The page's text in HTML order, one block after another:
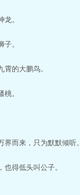
。
。
的大鹏鸟。
。
而来，只为默默倾听。
得低头叫公子。